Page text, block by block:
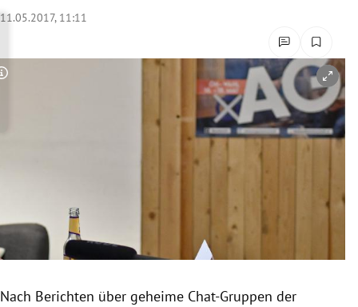
Untermenü
Untermenü
11.05.2017, 11:11
Copyright-Hinweis öffnen/schließen
Nach Berichten über geheime Chat-Gruppen der